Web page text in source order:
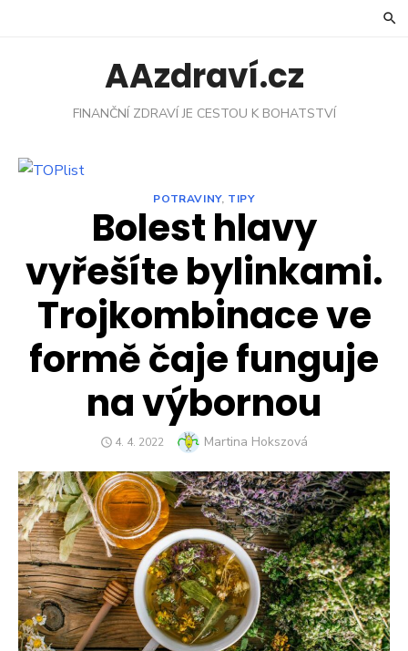
AAzdraví.cz
FINANČNÍ ZDRAVÍ JE CESTOU K BOHATSTVÍ
POTRAVINY, TIPY
Bolest hlavy
vyřešíte bylinkami.
Trojkombinace ve
formě čaje funguje
na výbornou
POSTED
4. 4. 2022 Author
Martina Hokszová